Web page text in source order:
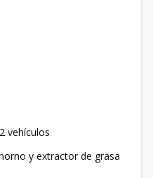
extractor de grasa